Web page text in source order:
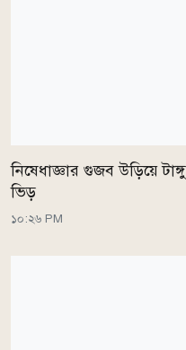
নিষেধাজ্ঞার গুজব উড়িয়ে
ভিড়
১০:২৬ PM